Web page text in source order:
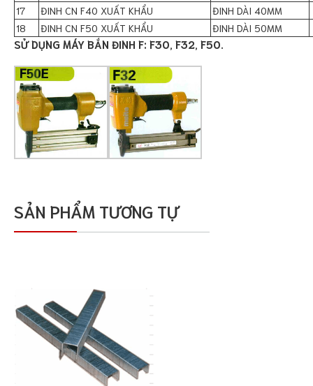
17
ĐINH CN F40 XUẤT KHẨU
ĐINH DÀI 40MM
18
ĐINH CN F50 XUẤT KHẨU ĐINH DÀI 50MM
SỬ DỤNG MÁY BẮN ĐINH F: F30, F32, F50.
SẢN PHẨM TƯƠNG TỰ